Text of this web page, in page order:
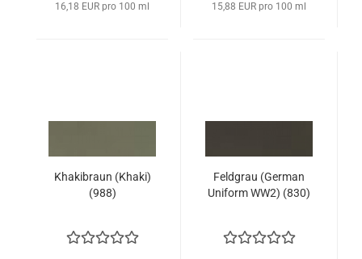
16,18 EUR pro 100 ml 15,88 EUR pro 100 ml
Khakibraun (Khaki)
(988)
Feldgrau (German
Uniform WW2) (830)